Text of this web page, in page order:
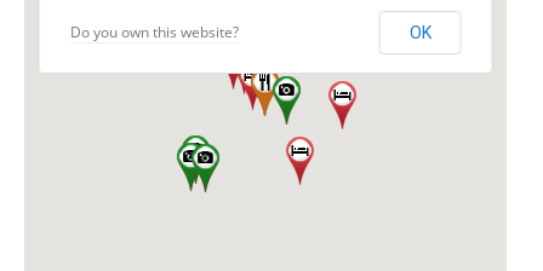
Do you own this website? OK